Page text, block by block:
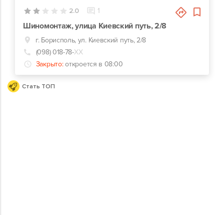
2.0 1
Шиномонтаж, улица Киевский путь, 2/8
г. Борисполь, ул. Киевский путь, 2/8
(098) 018-78-ХХ
Закрыто: откроется в 08:00
Стать ТОП